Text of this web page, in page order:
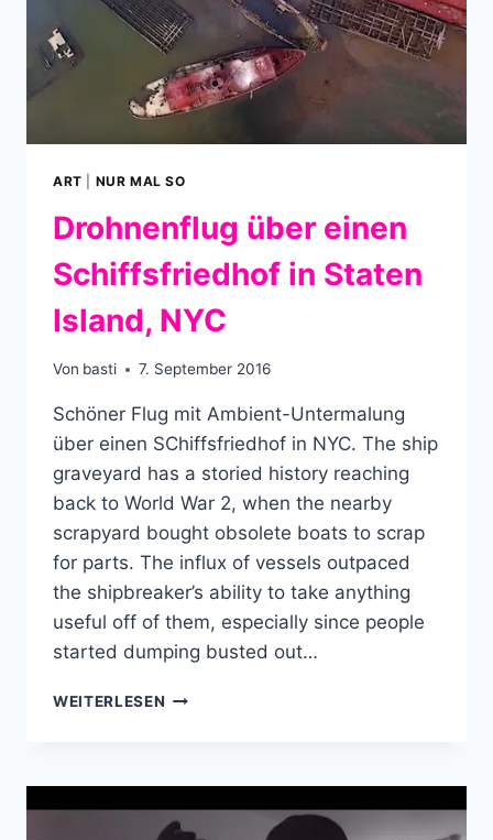
ART NUR MAL SO
Drohnenflug über einen
Schiffsfriedhof in Staten
Island, NYC
Von basti 7. September 2016
Schöner Flug mit Ambient-Untermalung
über einen SChiffsfriedhof in NYC. The ship
graveyard has a storied history reaching
back to World War 2, when the nearby
scrapyard bought obsolete boats to scrap
for parts. The influx of vessels outpaced
the shipbreaker’s ability to take anything
useful off of them, especially since people
started dumping busted out…
WEITERLESEN DROHNENFLUG
IN
STATEN
ISLAND,